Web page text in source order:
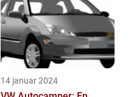
14 januar 2024